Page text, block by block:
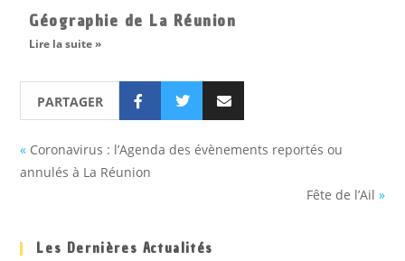
Géographie de La Réunion
Lire la suite »
PARTAGER
« Coronavirus : l’Agenda des évènements reportés ou
annulés à La Réunion
Fête de l’Ail »
Les Dernières Actualités